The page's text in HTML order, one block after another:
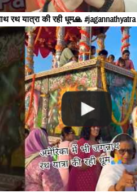
रथ यात्रा की रही धूम🙏 #jagannathyatra